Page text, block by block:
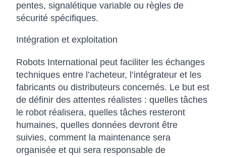
pentes, signalétique variable ou règles de
sécurité spécifiques.
Intégration et exploitation
Robots International peut faciliter les échanges
techniques entre l’acheteur, l’intégrateur et les
fabricants ou distributeurs concernés. Le but est
de définir des attentes réalistes : quelles tâches
le robot réalisera, quelles tâches resteront
humaines, quelles données devront être
suivies, comment la maintenance sera
organisée et qui sera responsable de